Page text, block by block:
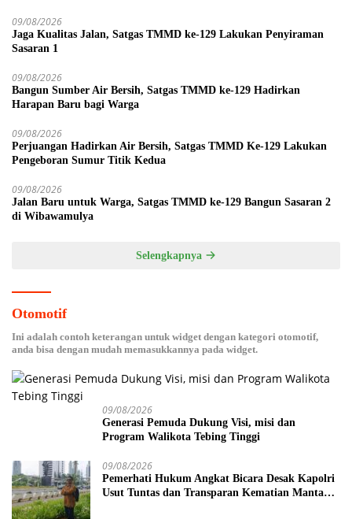
09/08/2026
Jaga Kualitas Jalan, Satgas TMMD ke-129 Lakukan Penyiraman
Sasaran 1
09/08/2026
Bangun Sumber Air Bersih, Satgas TMMD ke-129 Hadirkan
Harapan Baru bagi Warga
09/08/2026
Perjuangan Hadirkan Air Bersih, Satgas TMMD Ke-129 Lakukan
Pengeboran Sumur Titik Kedua
09/08/2026
Jalan Baru untuk Warga, Satgas TMMD ke-129 Bangun Sasaran 2
di Wibawamulya
Selengkapnya
Otomotif
Ini adalah contoh keterangan untuk widget dengan kategori otomotif,
anda bisa dengan mudah memasukkannya pada widget.
09/08/2026
Generasi Pemuda Dukung Visi, misi dan
Program Walikota Tebing Tinggi
09/08/2026
Pemerhati Hukum Angkat Bicara Desak Kapolri
Usut Tuntas dan Transparan Kematian Mantan